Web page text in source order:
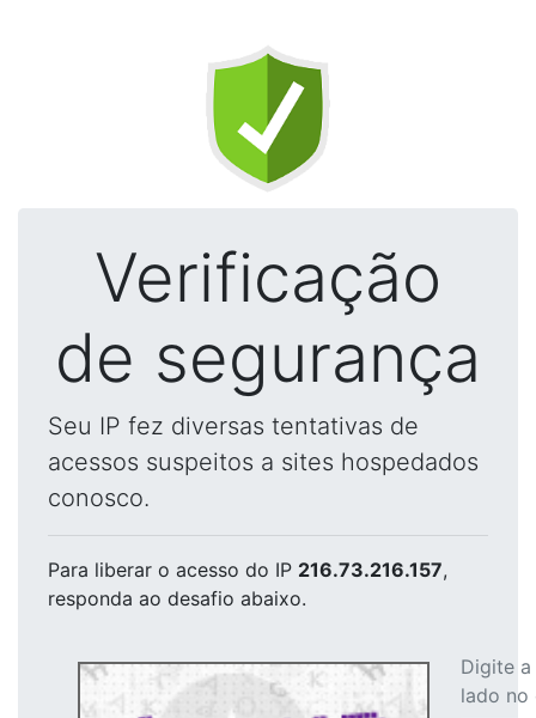
Verificação
de segurança
Seu IP fez diversas tentativas de
acessos suspeitos a sites hospedados
conosco.
Para liberar o acesso do IP 216.73.216.157,
responda ao desafio abaixo.
Digite
lado no